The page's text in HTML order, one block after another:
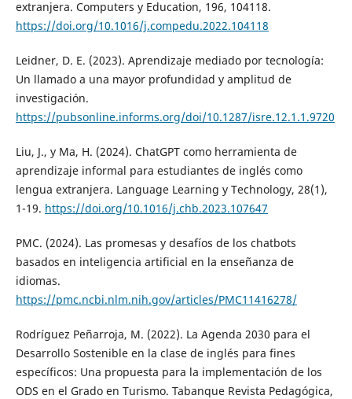
extranjera. Computers y Education, 196, 104118.
https://doi.org/10.1016/j.compedu.2022.104118
Leidner, D. E. (2023). Aprendizaje mediado por tecnología:
Un llamado a una mayor profundidad y amplitud de
investigación.
https://pubsonline.informs.org/doi/10.1287/isre.12.1.1.9720
Liu, J., y Ma, H. (2024). ChatGPT como herramienta de
aprendizaje informal para estudiantes de inglés como
lengua extranjera. Language Learning y Technology, 28(1),
1-19. https://doi.org/10.1016/j.chb.2023.107647
PMC. (2024). Las promesas y desafíos de los chatbots
basados en inteligencia artificial en la enseñanza de
idiomas.
https://pmc.ncbi.nlm.nih.gov/articles/PMC11416278/
Rodríguez Peñarroja, M. (2022). La Agenda 2030 para el
Desarrollo Sostenible en la clase de inglés para fines
específicos: Una propuesta para la implementación de los
ODS en el Grado en Turismo. Tabanque Revista Pedagógica,